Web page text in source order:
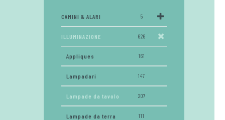
CAMINI & ALARI 5
ILLUMINAZIONE 626
Appliques 161
Lampadari 147
Lampade da tavolo 207
Lampade da terra 111